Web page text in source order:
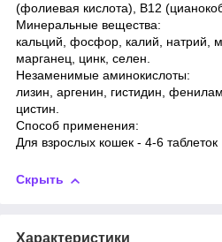
(фолиевая кислота), В12
Минеральные вещества:
кальций, фосфор, калий, натрий,
марганец, цинк, селен.
Незаменимые аминокислоты:
лизин, аргенин, гистидин,
цистин.
Способ применения:
Для взрослых кошек - 4-6 таблеток
Скрыть
Характеристики